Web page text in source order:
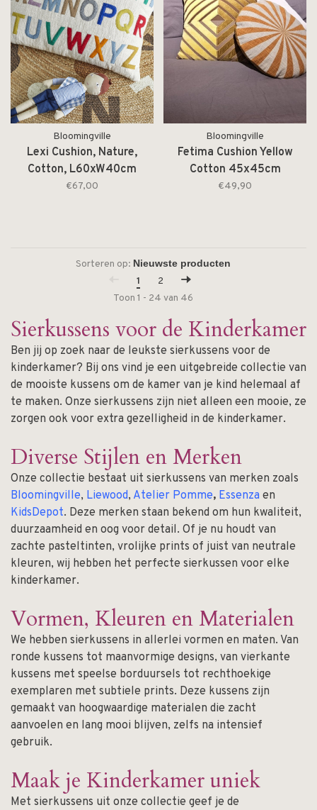
Bloomingville
Lexi Cushion, Nature,
Cotton, L60xW40cm
€67,00
Bloomingville
Fetima Cushion Yellow
Cotton 45x45cm
€49,90
Sorteren op:
1
2
Toon 1 - 24 van 46
Sierkussens voor de Kinderkamer
Ben jij op zoek naar de leukste sierkussens voor de
kinderkamer? Bij ons vind je een uitgebreide collectie van
de mooiste kussens om de kamer van je kind helemaal af
te maken. Onze sierkussens zijn niet alleen een mooie, ze
zorgen ook voor extra gezelligheid in de kinderkamer.
Diverse Stijlen en Merken
Onze collectie bestaat uit sierkussens van merken zoals
Bloomingville, Liewood, Atelier Pomme, Essenza en
KidsDepot. Deze merken staan bekend om hun kwaliteit,
duurzaamheid en oog voor detail. Of je nu houdt van
zachte pasteltinten, vrolijke prints of juist van neutrale
kleuren, wij hebben het perfecte sierkussen voor elke
kinderkamer.
Vormen, Kleuren en Materialen
We hebben sierkussens in allerlei vormen en maten. Van
ronde kussens tot maanvormige designs, van vierkante
kussens met speelse borduursels tot rechthoekige
exemplaren met subtiele prints. Deze kussens zijn
gemaakt van hoogwaardige materialen die zacht
aanvoelen en lang mooi blijven, zelfs na intensief
gebruik.
Maak je Kinderkamer uniek
Met sierkussens uit onze collectie geef je de